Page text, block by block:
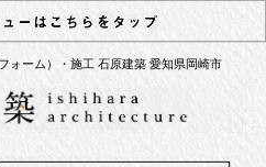
ォーム）・施工 石原建築 愛知県岡崎市